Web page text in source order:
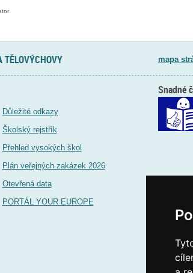
mapa
Důležité odkazy
Školský rejstřík
Přehled vysokých škol
Plán veřejných zakázek 2026
Otevřená data
PORTÁL YOUR EUROPE
Snadné